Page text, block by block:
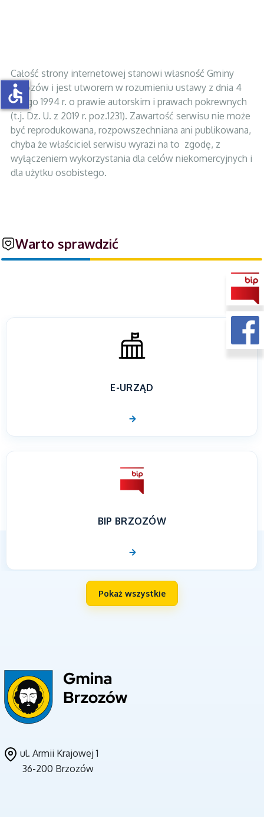
Całość strony internetowej stanowi własność Gminy
Brzozów i jest utworem w rozumieniu ustawy z dnia 4
lutego 1994 r. o prawie autorskim i prawach pokrewnych
(t.j. Dz. U. z 2019 r. poz.1231). Zawartość serwisu nie może
być reprodukowana, rozpowszechniana ani publikowana,
chyba że właściciel serwisu wyrazi na to zgodę, z
wyłączeniem wykorzystania dla celów niekomercyjnych i
dla użytku osobistego.
Warto sprawdzić
E-URZĄD
BIP BRZOZÓW
Pokaż wszystkie
ul. Armii Krajowej 1
36-200 Brzozów
accessible